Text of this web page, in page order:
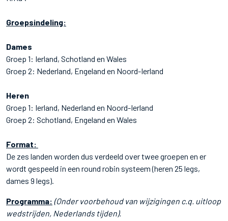
Groepsindeling:
Dames
Groep 1: Ierland, Schotland en Wales
Groep 2: Nederland, Engeland en Noord-Ierland
Heren
Groep 1: Ierland, Nederland en Noord-Ierland
Groep 2: Schotland, Engeland en Wales
Format:
De zes landen worden dus verdeeld over twee groepen en er
wordt gespeeld in een round robin systeem (heren 25 legs,
dames 9 legs).
Programma: (Onder voorbehoud van wijzigingen c.q. uitloop
wedstrijden, Nederlands tijden).